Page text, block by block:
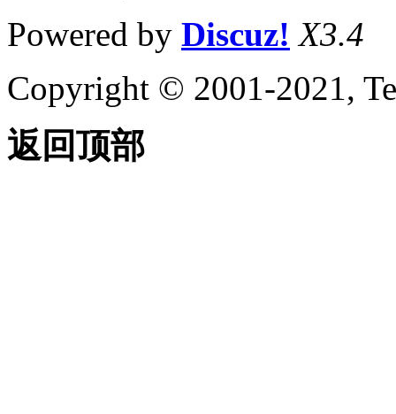
Powered by Discuz! X3.4
Copyright © 2001-2021,
返回顶部